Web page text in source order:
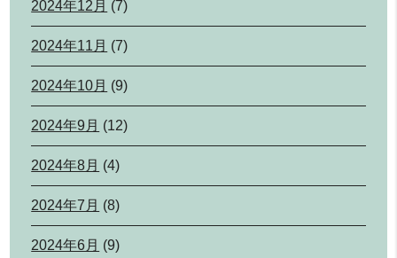
2024年12月 (7)
2024年11月 (7)
2024年10月 (9)
2024年9月 (12)
2024年8月 (4)
2024年7月 (8)
2024年6月 (9)